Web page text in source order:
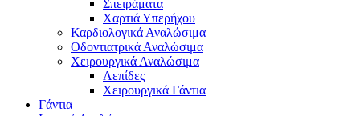
Σπειράματα
Χαρτιά Υπερήχου
Καρδιολογικά Αναλώσιμα
Οδοντιατρικά Αναλώσιμα
Χειρουργικά Αναλώσιμα
Λεπίδες
Χειρουργικά Γάντια
Γάντια